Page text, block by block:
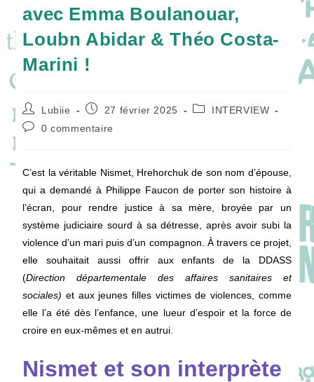
avec Emma Boulanouar,
Loubn Abidar & Théo Costa-
Marini !
Auteur/autrice
de
la
Lubiie
Publication
27 février 2025
PostINTERVIEW
Commentaires
0 commentaire
C’est la véritable Nismet, Hrehorchuk de son nom d’épouse,
qui a demandé à Philippe Faucon de porter son histoire à
l’écran, pour rendre justice à sa mère, broyée par un
système judiciaire sourd à sa détresse, après avoir subi la
violence d’un mari puis d’un compagnon. À travers ce projet,
elle souhaitait aussi offrir aux enfants de la DDASS
(Direction départementale des affaires sanitaires et
sociales)et aux jeunes filles victimes de violences, comme
elle l’a été dès l’enfance, une lueur d’espoir et la force de
croire en eux-mêmes et en autrui.
Nismet et son interprète